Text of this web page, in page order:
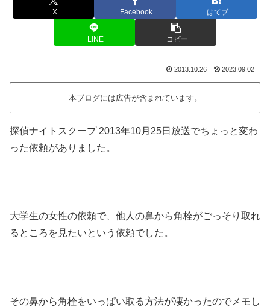
X Facebook はてブ
LINE コピー
2013.10.26 2023.09.02
本ブログには広告が含まれています。
探偵ナイトスクープ 2013年10月25日放送でちょっと変わ
った依頼がありました。
大学生の女性の依頼で、他人の鼻から角栓がごっそり取れ
るところを見たいという依頼でした。
その鼻から角栓をいっぱい取る方法が凄かったのでメモし